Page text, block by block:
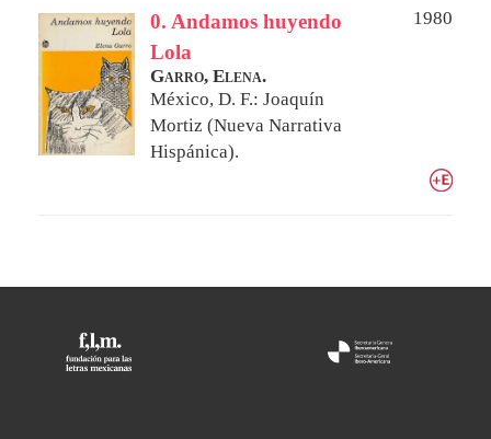
0. Andamos huyendo
Lola
1980
Garro, Elena.
México, D. F.: Joaquín
Mortiz (Nueva Narrativa
Hispánica).